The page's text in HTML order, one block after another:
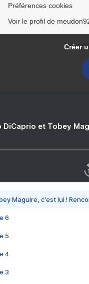
Préférences cookies
Voir le profil de
Créer
DiCaprio et Tobey
Maguire, c'est lui !
6
5
4
3